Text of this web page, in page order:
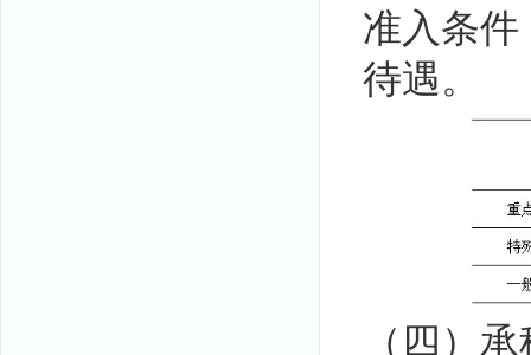
准入条件
待遇。
（四）